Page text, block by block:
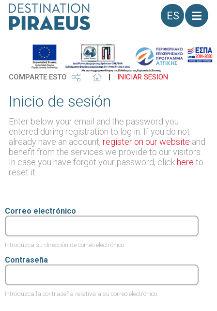
Idioma
COMPARTE ESTO | INICIAR SESIÓN
Inicio de sesión
Enter below your email and the password you
entered during registration to log in. If you do not
already have an account, register on our website and
benefit from the services we provide to our visitors.
In case you have forgot your password, click here to
reset it.
Correo electrónico
Introduzca su dirección de correo electrónico.
Contraseña
Introduzca la contraseña relativa a su correo electrónico.